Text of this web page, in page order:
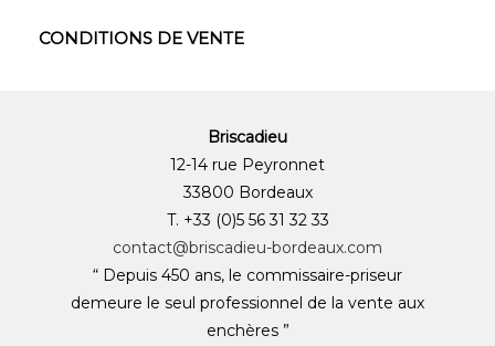
CONDITIONS DE VENTE
Briscadieu
12-14 rue Peyronnet
33800 Bordeaux
T. +33 (0)5 56 31 32 33
contact@briscadieu-bordeaux.com
“ Depuis 450 ans, le commissaire-priseur
demeure le seul professionnel de la vente aux
enchères ”